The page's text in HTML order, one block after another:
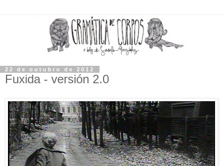
22 de outubro de 2012
Fuxida - versión 2.0